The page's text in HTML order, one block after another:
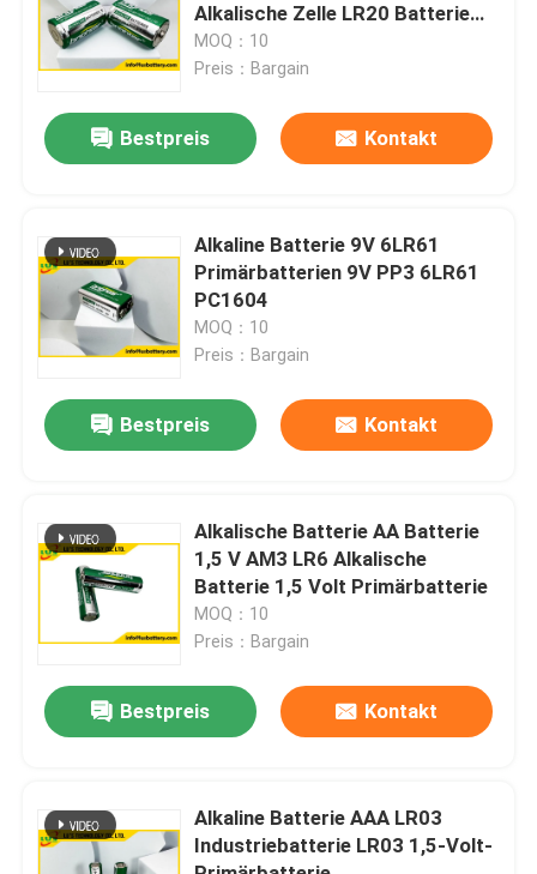
Produkte
Über uns
Fabrik-Ausflug
Treten Sie mit uns in Verbindung
Nachrichten
Fälle
Lithium-Mangan-Dioxid-Batterie
Alkalische Zelle LR20 Batterie
1,5 Volt
MOQ：10
Preis：Bargain
Bestpreis Kontakt
Alkaline Batterie 9V 6LR61
Primärbatterien 9V PP3 6LR61
PC1604
MOQ：10
Preis：Bargain
Bestpreis Kontakt
Alkalische Batterie AA Batterie
1,5 V AM3 LR6 Alkalische
Batterie 1,5 Volt Primärbatterie
MOQ：10
Preis：Bargain
Bestpreis Kontakt
Alkaline Batterie AAA LR03
Industriebatterie LR03 1,5-Volt-